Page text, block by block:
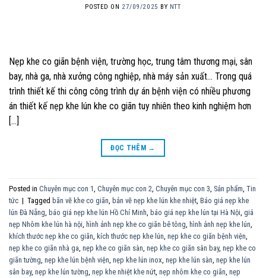
POSTED ON 27/09/2025 BY NTT
Nẹp khe co giãn bệnh viện, trường học, trung tâm thương mại, sân
bay, nhà ga, nhà xưởng công nghiệp, nhà máy sản xuất… Trong quá
trình thiết kế thi công công trình dự án bệnh viện có nhiều phương
án thiết kế nẹp khe lún khe co giãn tuy nhiên theo kinh nghiệm hơn
[…]
ĐỌC THÊM →
Posted in Chuyên mục con 1 Chuyên mục con 2 Chuyên mục con 3 Sản phẩm Tin
tức | Tagged bãn vẽ khe co giãn bản vẽ nẹp khe lún khe nhiệt Báo giá nẹp khe
lún Đà Nẵng báo giá nẹp khe lún Hồ Chí Minh báo giá nẹp khe lún tại Hà Nội giá
nẹp Nhôm khe lún hà nội hình ảnh nẹp khe co giãn bê tông hình ảnh nẹp khe lún
khích thước nẹp khe co giãn kích thước nẹp khe lún nẹp khe co giãn bệnh viện
nẹp khe co giãn nhà ga nẹp khe co giãn sàn nẹp khe co giãn sân bay, nẹp khe co
giãn tường nẹp khe lún bệnh viện nẹp khe lún inox nẹp khe lún sàn nẹp khe lún
sân bay, nẹp khe lún tường nẹp khe nhiệt khe nứt nẹp nhôm khe co giãn nẹp